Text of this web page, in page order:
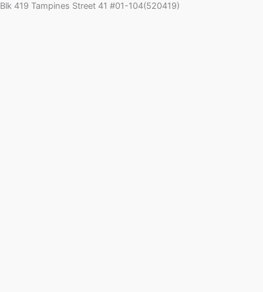
Blk 419 Tampines Street 41 #01-104(520419)